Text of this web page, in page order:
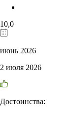
10,0
июнь 2026
2 июля 2026
Достоинства: